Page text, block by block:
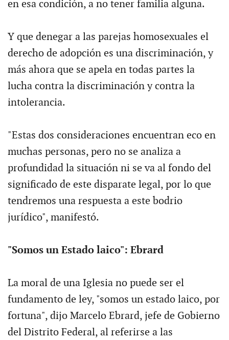
en esa condición, a no tener familia alguna.
Y que denegar a las parejas homosexuales el
derecho de adopción es una discriminación, y
más ahora que se apela en todas partes la
lucha contra la discriminación y contra la
intolerancia.
"Estas dos consideraciones encuentran eco en
muchas personas, pero no se analiza a
profundidad la situación ni se va al fondo del
significado de este disparate legal, por lo que
tendremos una respuesta a este bodrio
jurídico", manifestó.
"Somos un Estado laico": Ebrard
La moral de una Iglesia no puede ser el
fundamento de ley, "somos un estado laico, por
fortuna", dijo Marcelo Ebrard, jefe de Gobierno
del Distrito Federal, al referirse a las